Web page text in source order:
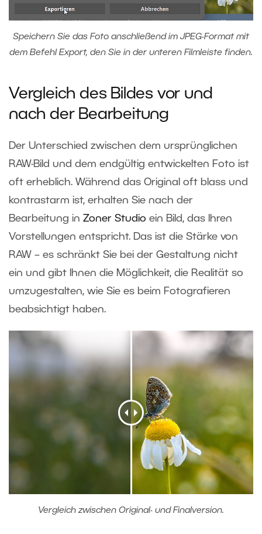
Speichern Sie das Foto anschließend im JPEG-Format mit
dem Befehl Export, den Sie in der unteren Filmleiste finden.
Vergleich des Bildes vor und
nach der Bearbeitung
Der Unterschied zwischen dem ursprünglichen
RAW-Bild und dem endgültig entwickelten Foto ist
oft erheblich. Während das Original oft blass und
kontrastarm ist, erhalten Sie nach der
Bearbeitung in Zoner Studio ein Bild, das Ihren
Vorstellungen entspricht. Das ist die Stärke von
RAW – es schränkt Sie bei der Gestaltung nicht
ein und gibt Ihnen die Möglichkeit, die Realität so
umzugestalten, wie Sie es beim Fotografieren
beabsichtigt haben.
Vergleich zwischen Original- und Finalversion.